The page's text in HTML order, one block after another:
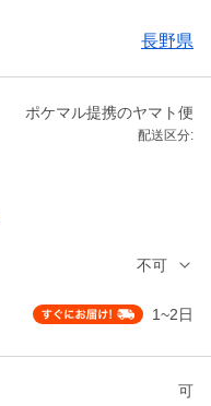
長野県
ポケマル提携のヤマト便
配送区分:
不可
1~2日
可